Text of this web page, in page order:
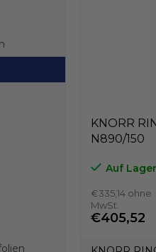
KNORR
N890/150
Auf Lager
€335,14 ohne
MwSt.
€405,52